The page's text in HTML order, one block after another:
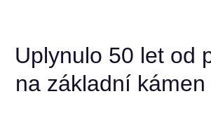
Uplynulo 50 let od
na základní